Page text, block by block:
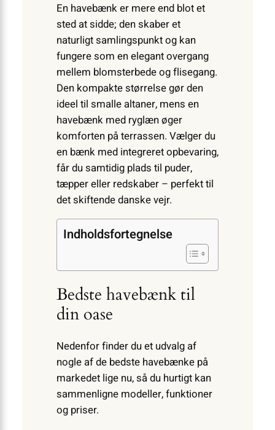
En havebænk er mere end blot et
sted at sidde; den skaber et
naturligt samlingspunkt og kan
fungere som en elegant overgang
mellem blomsterbede og flisegang.
Den kompakte størrelse gør den
ideel til smalle altaner, mens en
havebænk med ryglæn øger
komforten på terrassen. Vælger du
en bænk med integreret opbevaring,
får du samtidig plads til puder,
tæpper eller redskaber – perfekt til
det skiftende danske vejr.
Indholdsfortegnelse
Bedste havebænk til
din oase
Nedenfor finder du et udvalg af
nogle af de bedste havebænke på
markedet lige nu, så du hurtigt kan
sammenligne modeller, funktioner
og priser.